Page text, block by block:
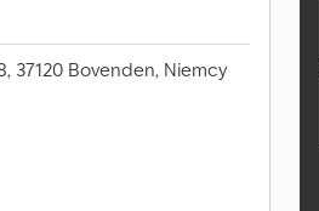
37120 Bovenden, Niemcy